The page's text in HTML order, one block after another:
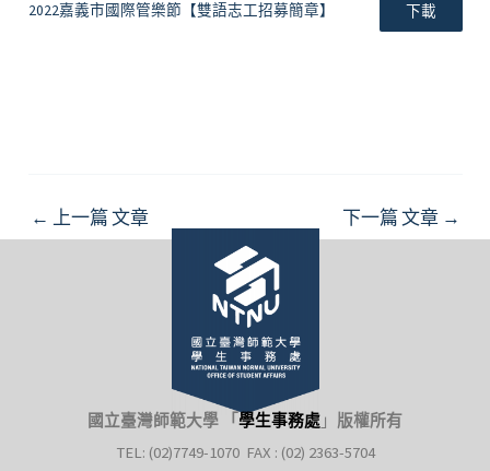
2022嘉義市國際管樂節【雙語志工招募簡章】 下載
Post
navigation
← 上一篇 文章 下一篇 文章 →
國立臺灣師範大學 「 學生事務處 」 版權所有
TEL: (02)7749-1070 FAX : (02) 2363-5704